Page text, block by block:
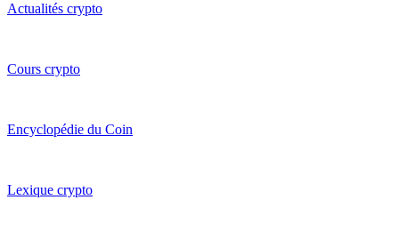
Actualités crypto
Cours crypto
Encyclopédie du Coin
Lexique crypto